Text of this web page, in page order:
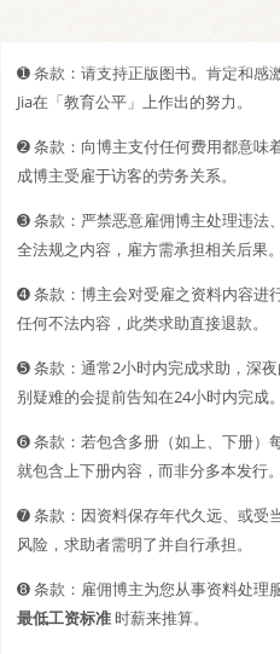
➊️ 条款：请支持正版图书。肯定和感
Jia在「教育公平」上作出的努力。
➋️️ 条款：向博主支付任何费用都意味
成博主受雇于访客的劳务关系。
➌ 条款：严禁恶意雇佣博主处理违法
全法规之内容，雇方需承担相关后果。
➍ 条款：博主会对受雇之资料内容进
任何不法内容，此类求助直接退款。
➎ 条款：通常2小时内完成求助，深
别疑难的会提前告知在24小时内完成。
➏ 条款：若包含多册（如上、下册）
就包含上下册内容，而非分多本发行。
➐ 条款：因资料保存年代久远、或受
风险，求助者需明了并自行承担。
➑ 条款：雇佣博主为您从事资料处理
最低工资标准时薪来推算。